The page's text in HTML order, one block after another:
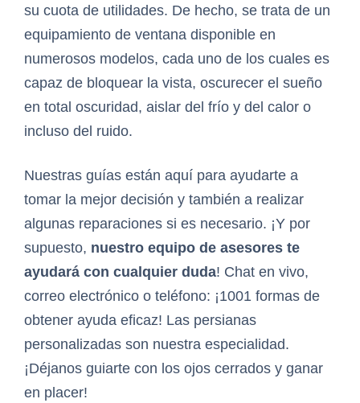
su cuota de utilidades. De hecho, se trata de un
equipamiento de ventana disponible en
numerosos modelos, cada uno de los cuales es
capaz de bloquear la vista, oscurecer el sueño
en total oscuridad, aislar del frío y del calor o
incluso del ruido.
Nuestras guías están aquí para ayudarte a
tomar la mejor decisión y también a realizar
algunas reparaciones si es necesario. ¡Y por
supuesto, nuestro equipo de asesores te
ayudará con cualquier duda! Chat en vivo,
correo electrónico o teléfono: ¡1001 formas de
obtener ayuda eficaz! Las persianas
personalizadas son nuestra especialidad.
¡Déjanos guiarte con los ojos cerrados y ganar
en placer!